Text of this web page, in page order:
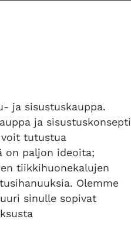
ja sisustuskauppa.
ja sisustuskonsepti
tutustua
on paljon ideoita;
tiikkihuonekalujen
Olemme
sinulle sopivat